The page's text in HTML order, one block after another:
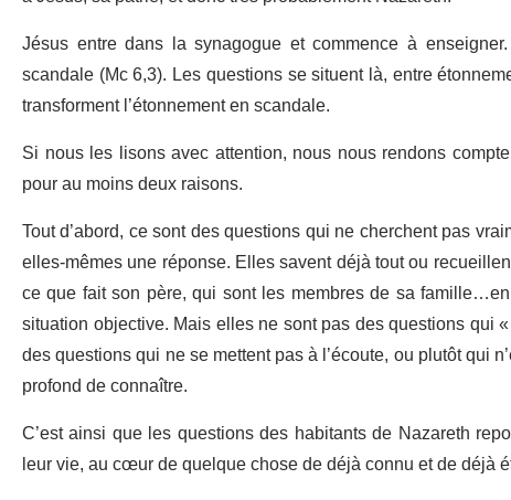
Jésus entre dans la synagogue et commence à
scandale (Mc 6,3). Les questions se situent là, entre
transforment l’étonnement en scandale.
Si nous les lisons avec attention, nous nous rendons
pour au moins deux raisons.
Tout d’abord, ce sont des questions qui ne cherchent pas
elles-mêmes une réponse. Elles savent déjà tout ou
ce que fait son père, qui sont les membres de sa
situation objective. Mais elles ne sont pas des questions qui
des questions qui ne se mettent pas à l’écoute, ou plutôt qui
profond de connaître.
C’est ainsi que les questions des habitants de Nazareth
leur vie, au cœur de quelque chose de déjà connu et de déjà